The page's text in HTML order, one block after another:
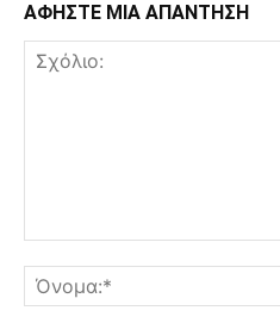
ΑΦΗΣΤΕ ΜΙΑ ΑΠΑΝΤΗΣΗ